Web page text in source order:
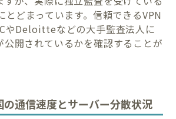
とどまっています。信頼できるVPN
やDeloitteなどの大手監査法人に
公開されているかを確認することが
の通信速度とサーバー分散状況